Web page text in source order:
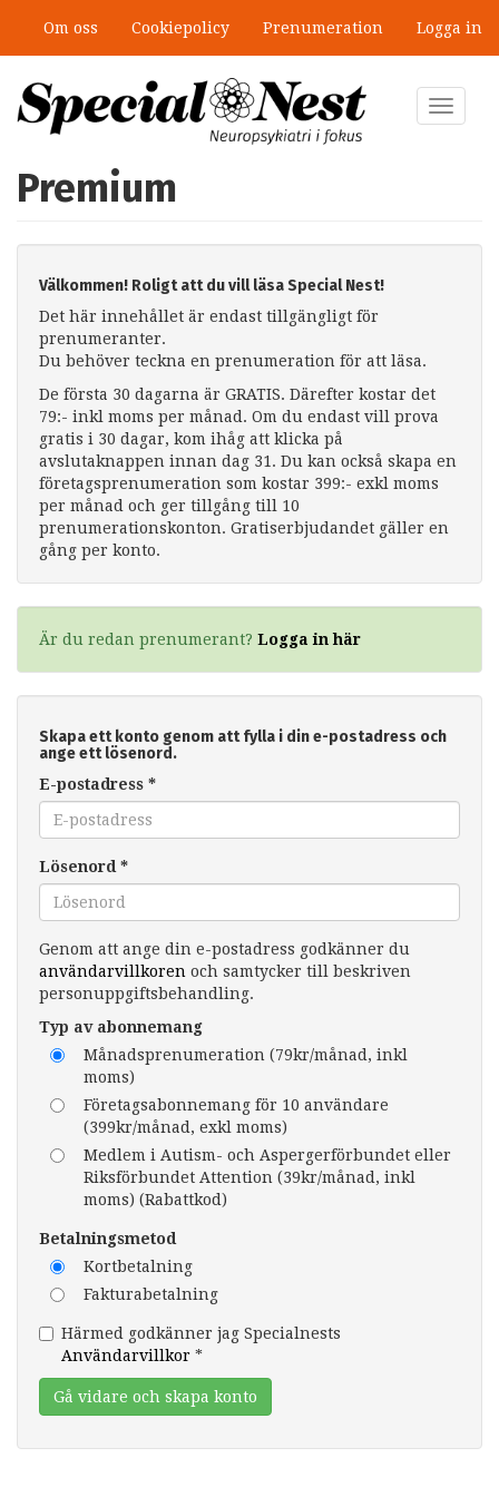
huvudinnehåll
Om oss Cookiepolicy Prenumeration Logga in
Toggle
Premium
Välkommen! Roligt att du vill läsa Special Nest!
Det här innehållet är endast tillgängligt för
prenumeranter.
Du behöver teckna en prenumeration för att läsa.
De första 30 dagarna är GRATIS. Därefter kostar det
79:- inkl moms per månad. Om du endast vill prova
gratis i 30 dagar, kom ihåg att klicka på
avslutaknappen innan dag 31. Du kan också skapa en
företagsprenumeration som kostar 399:- exkl moms
per månad och ger tillgång till 10
prenumerationskonton. Gratiserbjudandet gäller en
gång per konto.
Är du redan prenumerant? Logga in här
Skapa ett konto genom att fylla i din e-postadress och
ange ett lösenord.
E-postadress *
Lösenord *
Genom att ange din e-postadress godkänner du
användarvillkoren och samtycker till beskriven
personuppgiftsbehandling.
Typ av abonnemang
Månadsprenumeration (79kr/månad, inkl
moms)
Företagsabonnemang för 10 användare
(399kr/månad, exkl moms)
Medlem i Autism- och Aspergerförbundet eller
Riksförbundet Attention (39kr/månad, inkl
moms) (Rabattkod)
Betalningsmetod
Kortbetalning
Fakturabetalning
Härmed godkänner jag Specialnests
Användarvillkor *
Gå vidare och skapa konto